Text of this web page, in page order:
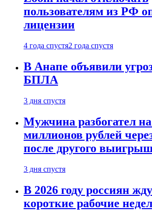
пользователям из РФ
лицензии
4 года спустя2 года спустя
В Анапе объявили
БПЛА
3 дня спустя
Мужчина разбогател
миллионов рублей
после другого
3 дня спустя
В 2026 году россиян
короткие рабочие